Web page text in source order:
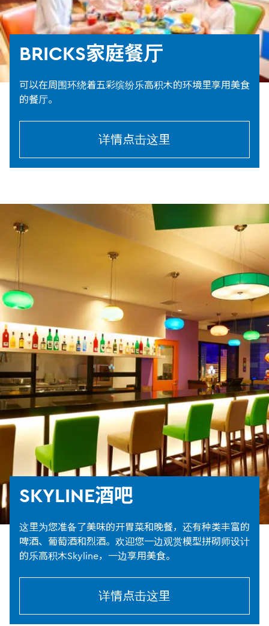
BRICKS家庭餐厅
可以在周围环绕着五彩缤纷乐高积木的环境里享用美食
的餐厅。
详情点击这里
SKYLINE酒吧
这里为您准备了美味的开胃菜和晚餐，还有种类丰富的
啤酒、葡萄酒和烈酒。欢迎您一边观赏模型拼砌师设计
的乐高积木Skyline，一边享用美食。
详情点击这里